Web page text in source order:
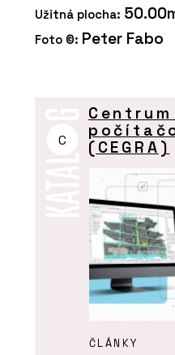
Užitná plocha:
Foto ©: Peter Fabo
C
(CEGRA)
ČLÁNKY